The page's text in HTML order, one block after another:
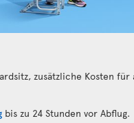
zusätzliche Kosten für
bis zu 24 Stunden vor Abflug.